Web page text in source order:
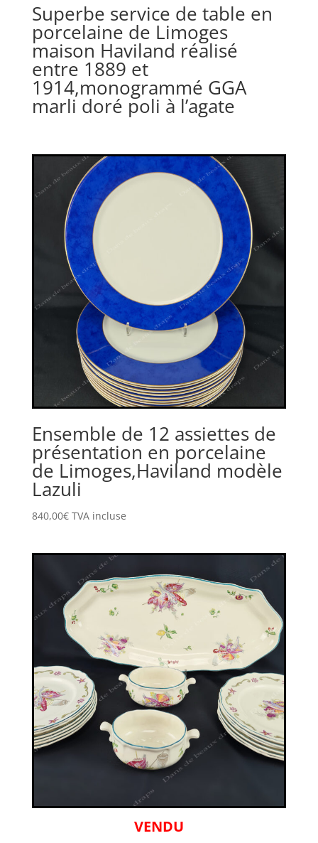
Superbe service de table en
porcelaine de Limoges
maison Haviland réalisé
entre 1889 et
1914,monogrammé GGA
marli doré poli à l’agate
Ensemble de 12 assiettes de
présentation en porcelaine
de Limoges,Haviland modèle
Lazuli
840,00€ TVA incluse
VENDU